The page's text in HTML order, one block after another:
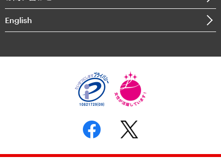
個人情報保護方針
反社会的勢力に対する基本方針
書面による個人情報の開示等の請求の手続きについて
English